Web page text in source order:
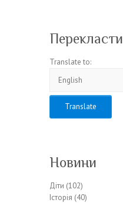
Перекласти
Translate to:
Новини
Діти (102)
Історія (40)